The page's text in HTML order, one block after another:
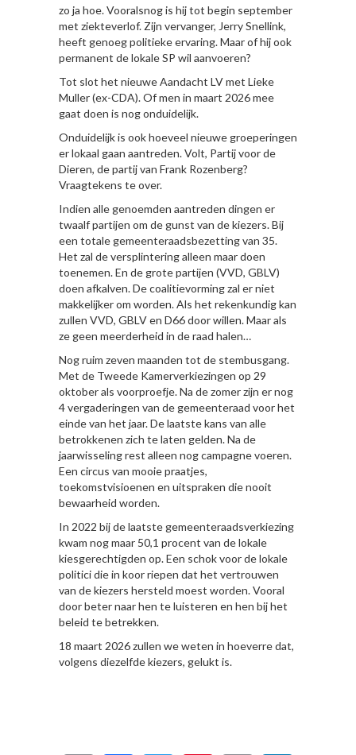
zo ja hoe. Vooralsnog is hij tot begin september
met ziekteverlof. Zijn vervanger, Jerry Snellink,
heeft genoeg politieke ervaring. Maar of hij ook
permanent de lokale SP wil aanvoeren?
Tot slot het nieuwe Aandacht LV met Lieke
Muller (ex-CDA). Of men in maart 2026 mee
gaat doen is nog onduidelijk.
Onduidelijk is ook hoeveel nieuwe groeperingen
er lokaal gaan aantreden. Volt, Partij voor de
Dieren, de partij van Frank Rozenberg?
Vraagtekens te over.
Indien alle genoemden aantreden dingen er
twaalf partijen om de gunst van de kiezers. Bij
een totale gemeenteraadsbezetting van 35.
Het zal de versplintering alleen maar doen
toenemen. En de grote partijen (VVD, GBLV)
doen afkalven. De coalitievorming zal er niet
makkelijker om worden. Als het rekenkundig kan
zullen VVD, GBLV en D66 door willen. Maar als
ze geen meerderheid in de raad halen…
Nog ruim zeven maanden tot de stembusgang.
Met de Tweede Kamerverkiezingen op 29
oktober als voorproefje. Na de zomer zijn er nog
4 vergaderingen van de gemeenteraad voor het
einde van het jaar. De laatste kans van alle
betrokkenen zich te laten gelden. Na de
jaarwisseling rest alleen nog campagne voeren.
Een circus van mooie praatjes,
toekomstvisioenen en uitspraken die nooit
bewaarheid worden.
In 2022 bij de laatste gemeenteraadsverkiezing
kwam nog maar 50,1 procent van de lokale
kiesgerechtigden op. Een schok voor de lokale
politici die in koor riepen dat het vertrouwen
van de kiezers hersteld moest worden. Vooral
door beter naar hen te luisteren en hen bij het
beleid te betrekken.
18 maart 2026 zullen we weten in hoeverre dat,
volgens diezelfde kiezers, gelukt is.